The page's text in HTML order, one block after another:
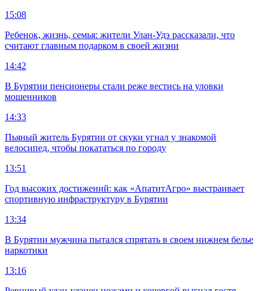
15:08
Ребенок, жизнь, семья: жители Улан-Удэ рассказали, что
считают главным подарком в своей жизни
14:42
В Бурятии пенсионеры стали реже вестись на уловки
мошенников
14:33
Пьяный житель Бурятии от скуки угнал у знакомой
велосипед, чтобы покататься по городу
13:51
Год высоких достижений: как «АпатитАгро» выстраивает
спортивную инфраструктуру в Бурятии
13:34
В Бурятии мужчина пытался спрятать в своем нижнем белье
наркотики
13:16